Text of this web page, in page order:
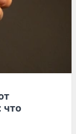
что